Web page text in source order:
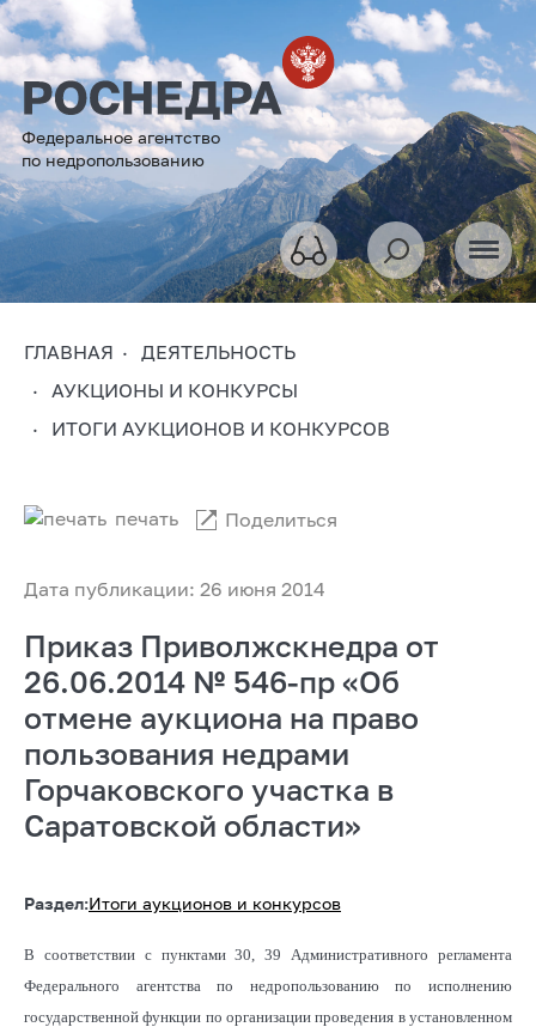
Федеральное агентство
по недропользованию
ГЛАВНАЯ
ДЕЯТЕЛЬНОСТЬ
АУКЦИОНЫ И КОНКУРСЫ
ИТОГИ АУКЦИОНОВ И КОНКУРСОВ
Дата публикации: 26 июня 2014
печать Поделиться
Приказ Приволжскнедра от
26.06.2014 № 546-пр «Об
отмене аукциона на право
пользования недрами
Горчаковского участка в
Саратовской области»
Раздел:Итоги аукционов и конкурсов
В соответствии с пунктами 30, 39 Административного регламента
Федерального агентства по недропользованию по исполнению
государственной функции по организации проведения в установленном